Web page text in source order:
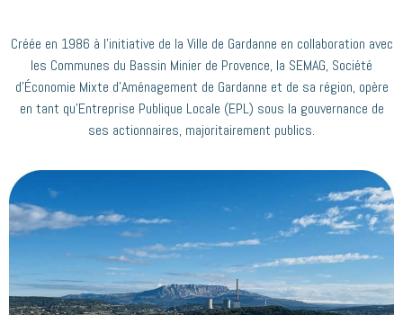
Créée en 1986 à l’initiative de la Ville de Gardanne en collaboration avec
les Communes du Bassin Minier de Provence, la SEMAG, Société
d’Économie Mixte d’Aménagement de Gardanne et de sa région, opère
en tant qu’Entreprise Publique Locale (EPL) sous la gouvernance de
ses actionnaires, majoritairement publics.